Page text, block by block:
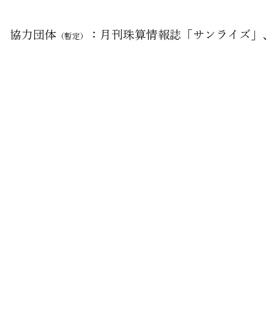
協力団体 （暫定） ：月刊珠算情報誌「サンライズ」